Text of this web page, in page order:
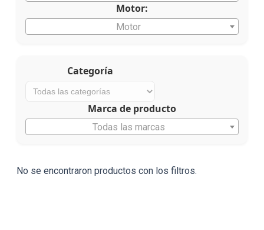
Motor:
Motor
Categoría
Marca de producto
Todas las marcas
No se encontraron productos con los filtros.